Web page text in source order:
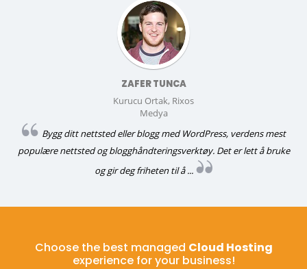
ZAFER TUNCA
Kurucu Ortak, Rixos
Medya
Bygg ditt nettsted eller blogg med WordPress, verdens mest
populære nettsted og blogghåndteringsverktøy. Det er lett å bruke
og gir deg friheten til å ...
Choose the best managed Cloud Hosting
experience for your business!